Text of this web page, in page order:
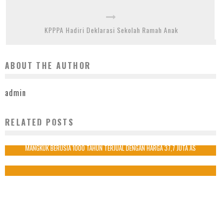
KPPPA Hadiri Deklarasi Sekolah Ramah Anak
ABOUT THE AUTHOR
admin
RELATED POSTS
SEBANYAK 65 ORANG RESMI DILANTIK KPU KOTA TANGERANG
MANGKUK BERUSIA 1000 TAHUN TERJUAL DENGAN HARGA 37,7 JUTA AS